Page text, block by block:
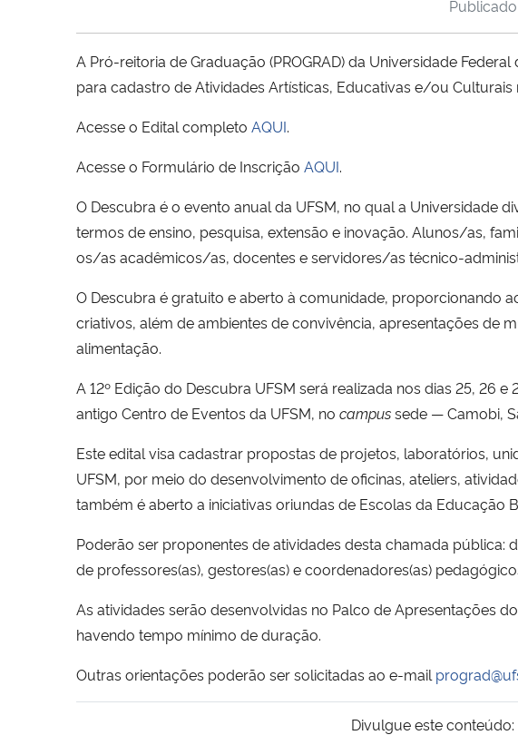
A Pró-reitoria de Graduação (PROGRAD) da Universidade
para cadastro de Atividades Artísticas, Educativas e/ou Culturais
Acesse o Edital completo AQUI.
Acesse o Formulário de Inscrição AQUI.
O Descubra é o evento anual da UFSM, no qual a Universidade
termos de ensino, pesquisa, extensão e inovação. Alunos/as,
os/as acadêmicos/as, docentes e servidores/as técnico-
O Descubra é gratuito e aberto à comunidade, proporcionando
criativos, além de ambientes de convivência, apresentações de
alimentação.
A 12º Edição do Descubra UFSM será realizada nos dias 25, 26
antigo Centro de Eventos da UFSM, no campussede — Camobi,
Este edital visa cadastrar propostas de projetos, laboratórios,
UFSM, por meio do desenvolvimento de oficinas, ateliers,
também é aberto a iniciativas oriundas de Escolas da Educação
Poderão ser proponentes de atividades desta chamada pública:
de professores(as), gestores(as) e coordenadores(as)
As atividades serão desenvolvidas no Palco de Apresentações
havendo tempo mínimo de duração.
Outras orientações poderão ser solicitadas ao e-mail
Divulgue este conteúdo: